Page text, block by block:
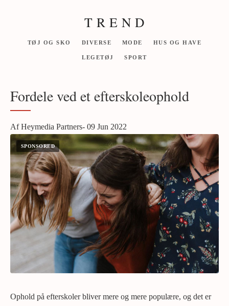
T R E N D
TØJ OG SKO DIVERSE MODE HUS OG HAVE
LEGETØJ SPORT
Fordele ved et efterskoleophold
Af Heymedia Partners- 09 Jun 2022
Ophold på efterskoler bliver mere og mere populære, og det er